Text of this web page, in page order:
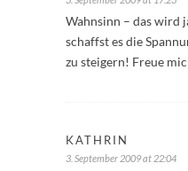
Wahnsinn – das wird
schaffst es die
zu steigern! Freue
KATHRIN
3. September 2009 at 22:04